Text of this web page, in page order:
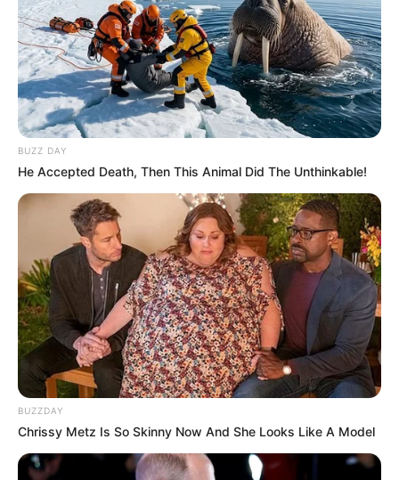
BUZZ DAY
He Accepted Death, Then This Animal Did The Unthinkable!
BUZZDAY
Chrissy Metz Is So Skinny Now And She Looks Like A Model